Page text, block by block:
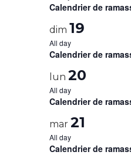
Calendrier de
dim 19
All day
Calendrier de
lun 20
All day
Calendrier de
mar 21
All day
Calendrier de